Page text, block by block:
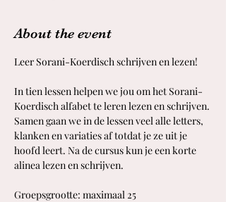
About the event
Leer Sorani-Koerdisch schrijven en lezen!
In tien lessen helpen we jou om het Sorani-
Koerdisch alfabet te leren lezen en schrijven.
Samen gaan we in de lessen veel alle letters,
klanken en variaties af totdat je ze uit je
hoofd leert. Na de cursus kun je een korte
alinea lezen en schrijven.
Groepsgrootte: maximaal 25